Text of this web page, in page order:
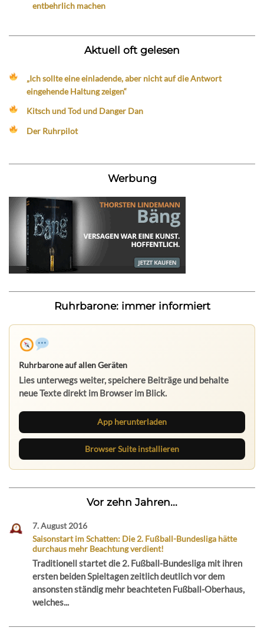
entbehrlich machen
Aktuell oft gelesen
„Ich sollte eine einladende, aber nicht auf die Antwort
eingehende Haltung zeigen“
Kitsch und Tod und Danger Dan
Der Ruhrpilot
Werbung
Ruhrbarone: immer informiert
Ruhrbarone auf allen Geräten
Lies unterwegs weiter, speichere Beiträge und behalte
neue Texte direkt im Browser im Blick.
App herunterladen
Browser Suite installieren
Vor zehn Jahren...
7. August 2016
Saisonstart im Schatten: Die 2. Fußball-Bundesliga hätte
durchaus mehr Beachtung verdient!
Traditionell startet die 2. Fußball-Bundesliga mit ihren
ersten beiden Spieltagen zeitlich deutlich vor dem
ansonsten ständig mehr beachteten Fußball-Oberhaus,
welches...